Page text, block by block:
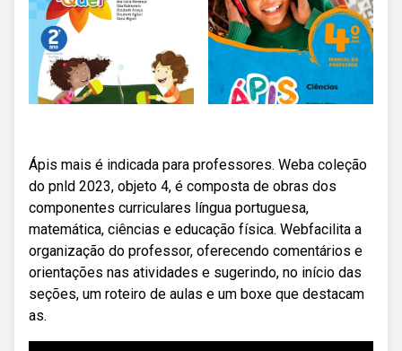
Ápis mais é indicada para professores. Weba coleção
do pnld 2023, objeto 4, é composta de obras dos
componentes curriculares língua portuguesa,
matemática, ciências e educação física. Webfacilita a
organização do professor, oferecendo comentários e
orientações nas atividades e sugerindo, no início das
seções, um roteiro de aulas e um boxe que destacam
as.